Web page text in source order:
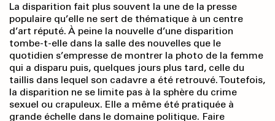
La disparition fait plus souvent la une de la presse
populaire qu’elle ne sert de thématique à un centre
d’art réputé. À peine la nouvelle d’une disparition
tombe-t-elle dans la salle des nouvelles que le
quotidien s’empresse de montrer la photo de la femme
qui a disparu puis, quelques jours plus tard, celle du
taillis dans lequel son cadavre a été retrouvé. Toutefois,
la disparition ne se limite pas à la sphère du crime
sexuel ou crapuleux. Elle a même été pratiquée à
grande échelle dans le domaine politique. Faire